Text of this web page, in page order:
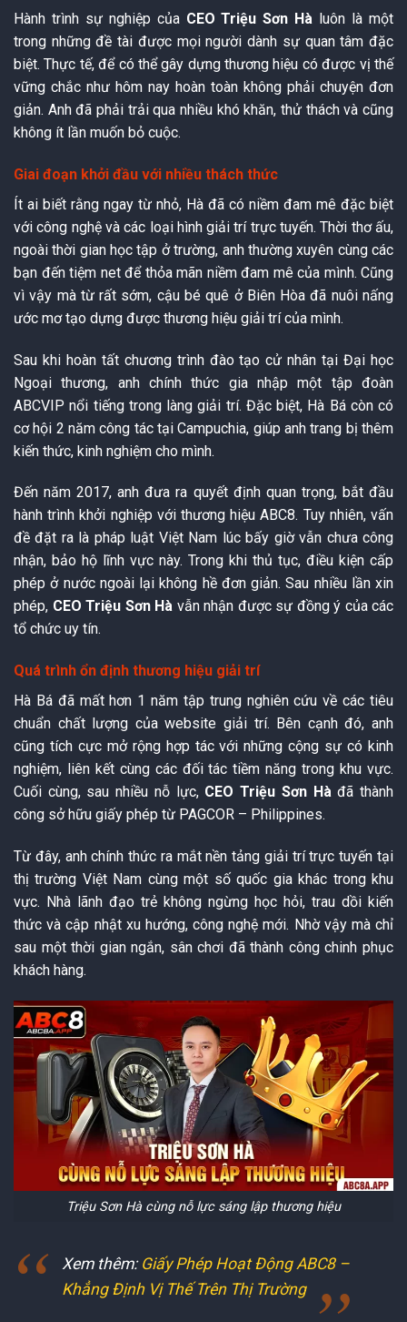
Hành trình sự nghiệp của CEO Triệu Sơn Hà luôn là một
trong những đề tài được mọi người dành sự quan tâm đặc
biệt. Thực tế, để có thể gây dựng thương hiệu có được vị thế
vững chắc như hôm nay hoàn toàn không phải chuyện đơn
giản. Anh đã phải trải qua nhiều khó khăn, thử thách và cũng
không ít lần muốn bỏ cuộc.
Giai đoạn khởi đầu với nhiều thách thức
Ít ai biết rằng ngay từ nhỏ, Hà đã có niềm đam mê đặc biệt
với công nghệ và các loại hình giải trí trực tuyến. Thời thơ ấu,
ngoài thời gian học tập ở trường, anh thường xuyên cùng các
bạn đến tiệm net để thỏa mãn niềm đam mê của mình. Cũng
vì vậy mà từ rất sớm, cậu bé quê ở Biên Hòa đã nuôi nấng
ước mơ tạo dựng được thương hiệu giải trí của mình.
Sau khi hoàn tất chương trình đào tạo cử nhân tại Đại học
Ngoại thương, anh chính thức gia nhập một tập đoàn
ABCVIP nổi tiếng trong làng giải trí. Đặc biệt, Hà Bá còn có
cơ hội 2 năm công tác tại Campuchia, giúp anh trang bị thêm
kiến thức, kinh nghiệm cho mình.
Đến năm 2017, anh đưa ra quyết định quan trọng, bắt đầu
hành trình khởi nghiệp với thương hiệu ABC8. Tuy nhiên, vấn
đề đặt ra là pháp luật Việt Nam lúc bấy giờ vẫn chưa công
nhận, bảo hộ lĩnh vực này. Trong khi thủ tục, điều kiện cấp
phép ở nước ngoài lại không hề đơn giản. Sau nhiều lần xin
phép, CEO Triệu Sơn Hà vẫn nhận được sự đồng ý của các
tổ chức uy tín.
Quá trình ổn định thương hiệu giải trí
Hà Bá đã mất hơn 1 năm tập trung nghiên cứu về các tiêu
chuẩn chất lượng của website giải trí. Bên cạnh đó, anh
cũng tích cực mở rộng hợp tác với những cộng sự có kinh
nghiệm, liên kết cùng các đối tác tiềm năng trong khu vực.
Cuối cùng, sau nhiều nỗ lực, CEO Triệu Sơn Hàđã thành
công sở hữu giấy phép từ PAGCOR – Philippines.
Từ đây, anh chính thức ra mắt nền tảng giải trí trực tuyến tại
thị trường Việt Nam cùng một số quốc gia khác trong khu
vực. Nhà lãnh đạo trẻ không ngừng học hỏi, trau dồi kiến
thức và cập nhật xu hướng, công nghệ mới. Nhờ vậy mà chỉ
sau một thời gian ngắn, sân chơi đã thành công chinh phục
khách hàng.
Triệu Sơn Hà cùng nỗ lực sáng lập thương hiệu
Xem thêm: Giấy Phép Hoạt Động ABC8 –
Khẳng Định Vị Thế Trên Thị Trường